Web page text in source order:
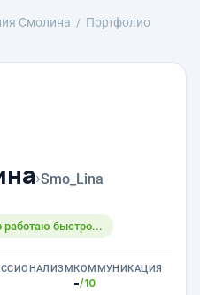
Смолина
Портфолио
›Smo_Lina
работаю быстро...
КОММУНИКАЦИЯ
-/10